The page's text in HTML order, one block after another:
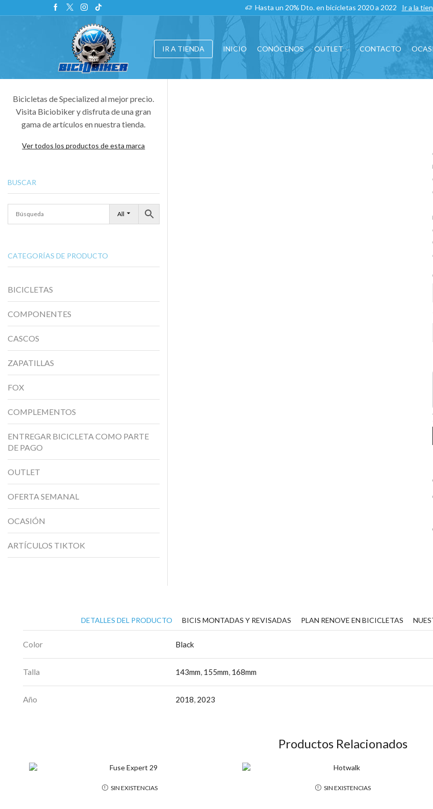
Hasta un 20% Dto. en bicicletas 2020 a 2022 Ir a la
IR A TIENDA INICIO CONÓCENOS OUTLET CONTACTO
Bicicletas de Specialized al mejor precio.
Visita Biciobiker y disfruta de una gran
gama de artículos en nuestra tienda.
Ver todos los productos de esta marca
BUSCAR
All
CATEGORÍAS DE PRODUCTO
BICICLETAS
COMPONENTES
CASCOS
ZAPATILLAS
FOX
COMPLEMENTOS
ENTREGAR BICICLETA COMO PARTE
DE PAGO
OUTLET
OFERTA SEMANAL
OCASIÓN
ARTÍCULOS TIKTOK
DETALLES DEL PRODUCTO BICIS MONTADAS Y REVISADAS PLAN RENOVE EN BICICLETAS
Color Black
Talla 143mm, 155mm, 168mm
Año 2018, 2023
Productos Relacionados
SIN EXISTENCIAS SIN EXISTENCIAS